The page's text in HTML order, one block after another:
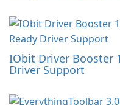
IObit Driver Booster
Driver Support